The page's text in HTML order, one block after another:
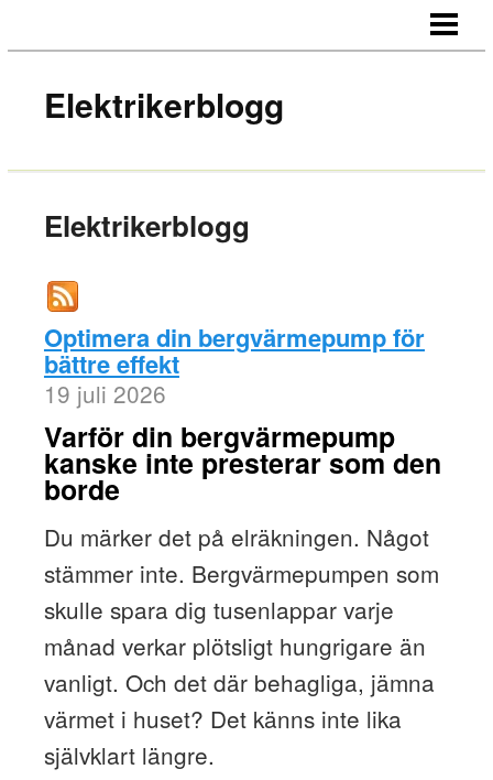
KONTAKT
Elektrikerblogg
Elektrikerblogg
Optimera din bergvärmepump för
bättre effekt
19 juli 2026
Varför din bergvärmepump
kanske inte presterar som den
borde
Du märker det på elräkningen. Något
stämmer inte. Bergvärmepumpen som
skulle spara dig tusenlappar varje
månad verkar plötsligt hungrigare än
vanligt. Och det där behagliga, jämna
värmet i huset? Det känns inte lika
självklart längre.